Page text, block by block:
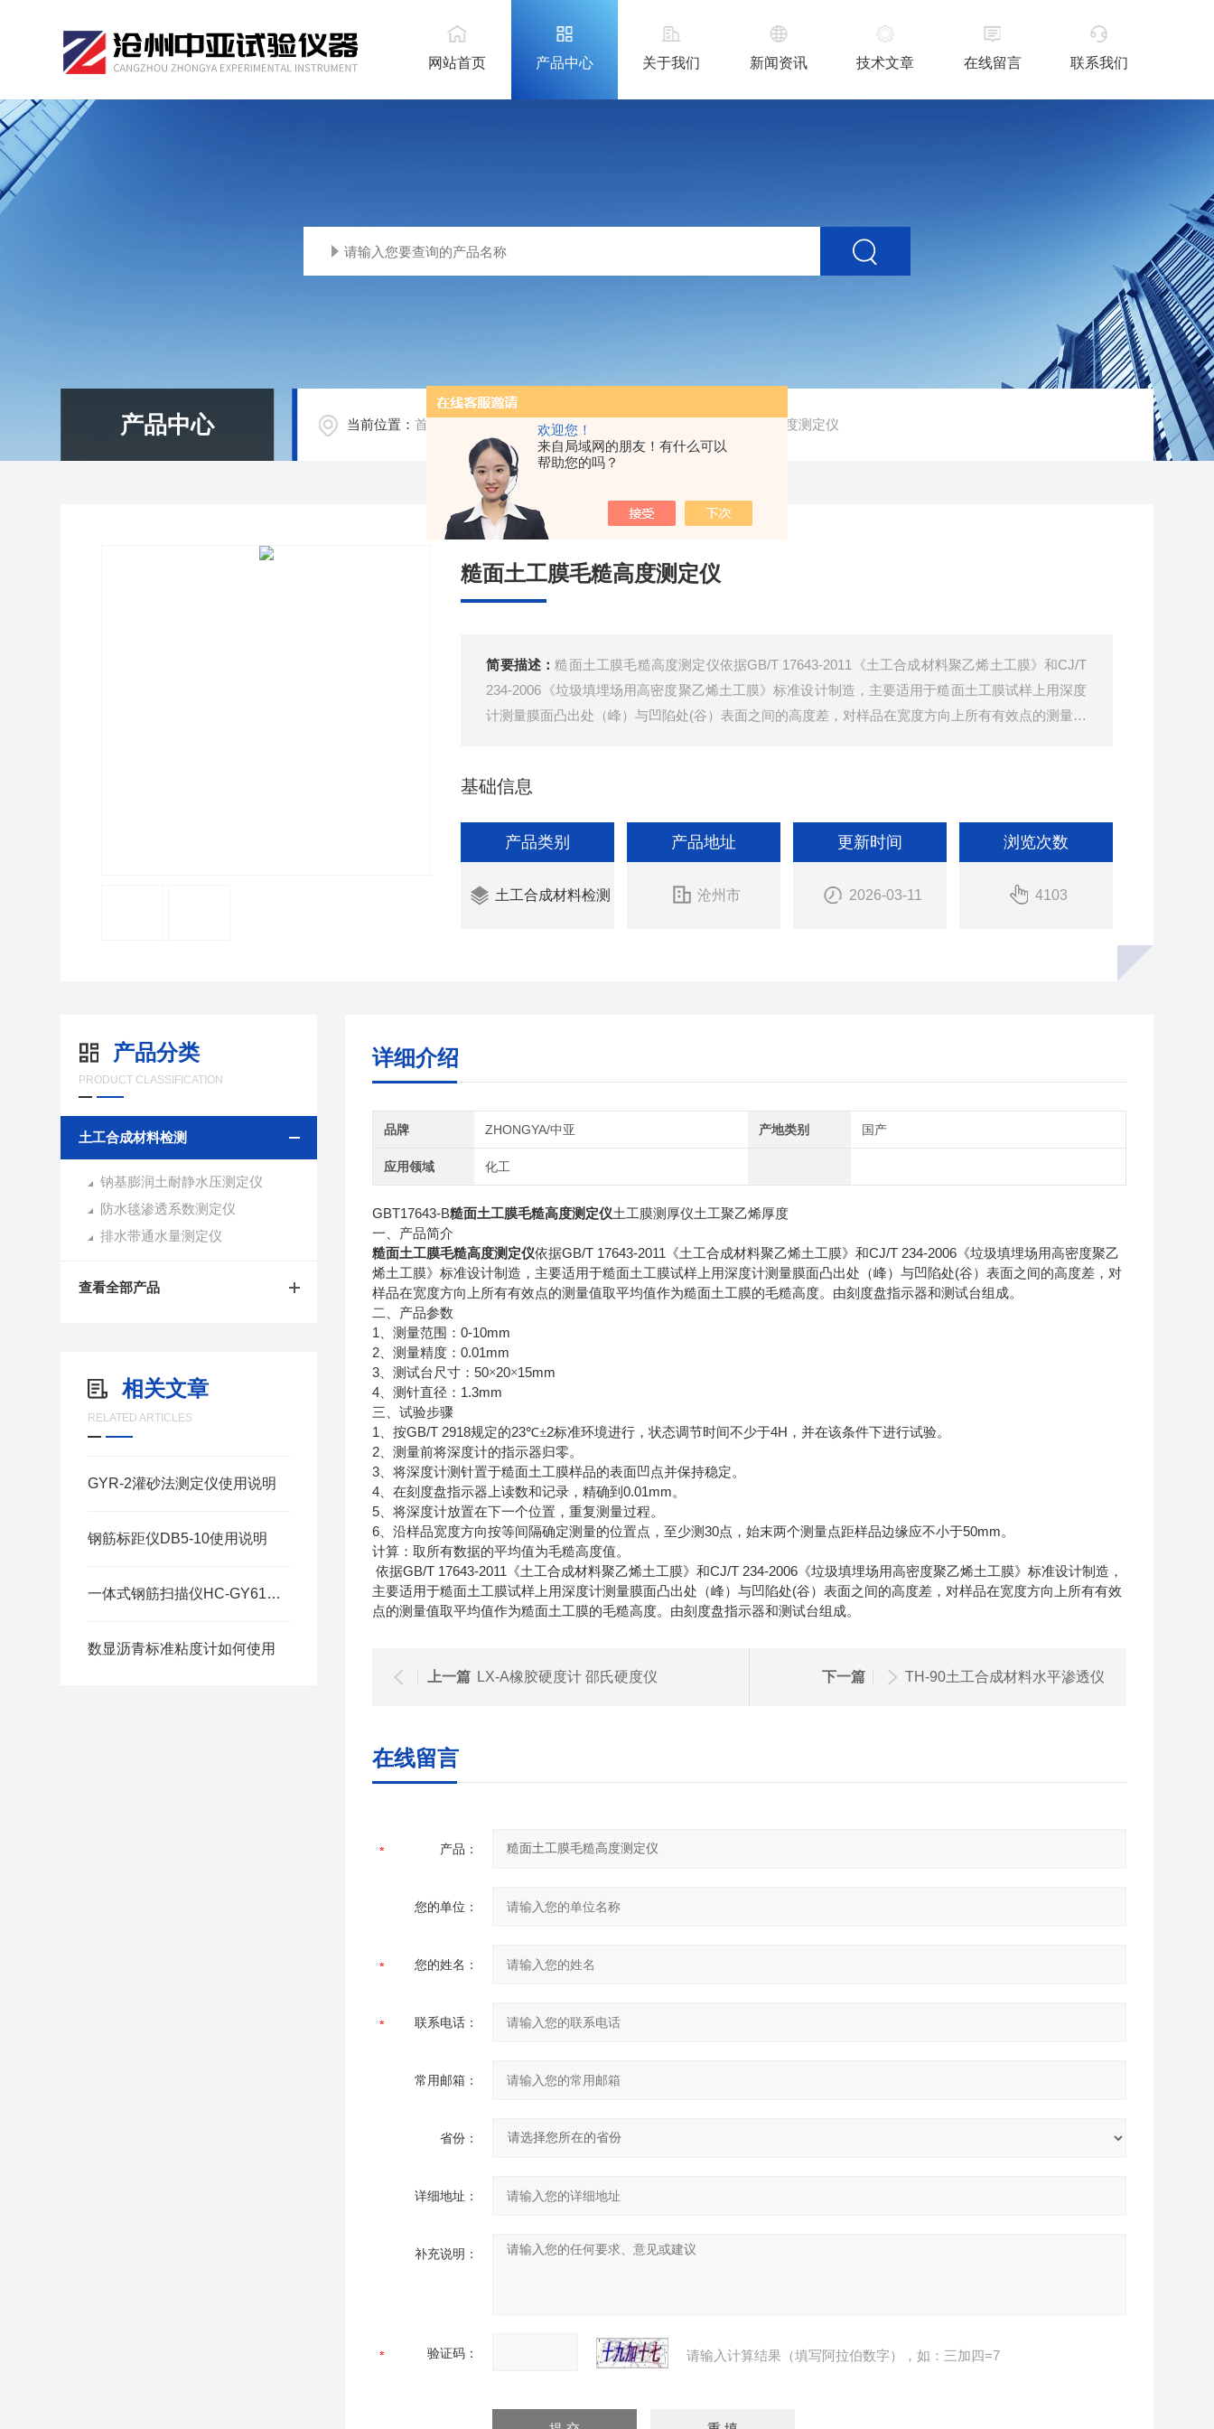
欢迎您！
来自局域网的朋友！有什么可以
帮助您的吗？
网站首页 产品中心 关于我们 新闻资讯 技术文章 在线留言 联系我们
产品中心 当前位置：首页 / /土工合成材料检测 / 糙面土工膜毛糙高度测定仪
糙面土工膜毛糙高度测定仪
简要描述：糙面土工膜毛糙高度测定仪依据GB/T 17643-2011《土工合成材料聚乙烯土工膜》和CJ/T
234-2006《垃圾填埋场用高密度聚乙烯土工膜》标准设计制造，主要适用于糙面土工膜试样上用深度
计测量膜面凸出处（峰）与凹陷处(谷）表面之间的高度差，对样品在宽度方向上所有有效点的测量值
基础信息
产品类别
土工合成材料检测
产品地址
沧州市
更新时间
2026-03-11
浏览次数
4103
产品分类
PRODUCT CLASSIFICATION
土工合成材料检测
钠基膨润土耐静水压测定仪
防水毯渗透系数测定仪
排水带通水量测定仪
查看全部产品
相关文章
RELATED ARTICLES
GYR-2灌砂法测定仪使用说明
钢筋标距仪DB5-10使用说明
一体式钢筋扫描仪HC-GY61应用范围
数显沥青标准粘度计如何使用
详细介绍
品牌 ZHONGYA/中亚 产地类别 国产
应用领域 化工
GBT17643-B糙面土工膜毛糙高度测定仪土工膜测厚仪土工聚乙烯厚度
一、产品简介
糙面土工膜毛糙高度测定仪依据GB/T 17643-2011 《土工合成材料聚乙烯土工膜》和CJ/T 234-2006《垃圾填埋场用高密度聚乙
烯土工膜》标准设计制造，主要适用于糙面土工膜试样上用深度计测量膜面凸出处（峰）与凹陷处(谷）表面之间的高度差，对
样品在宽度方向上所有有效点的测量值取平均值作为糙面土工膜的毛糙高度。由刻度盘指示器和测试台组成。
二、产品参数
1 、测量范围： 0-10mm
2、测量精度： 0.01mm
3、测试台尺寸： 50×20×15mm
4、测针直径： 1.3mm
三、试验步骤
1 、按GB/T 2918规定的23℃±2标准环境进行，状态调节时间不少于4H ，并在该条件下进行试验。
2、测量前将深度计的指示器归零。
3、将深度计测针置于糙面土工膜样品的表面凹点并保持稳定。
4、在刻度盘指示器上读数和记录，精确到 0.01mm。
5、将深度计放置在下一个位置，重复测量过程。
6、沿样品宽度方向按等间隔确定测量的位置点，至少测30点，始末两个测量点距样品边缘应不小于50mm。
计算：取所有数据的平均值为毛糙高度值。
依据GB/T 17643-2011 《土工合成材料聚乙烯土工膜》和CJ/T 234-2006《垃圾填埋场用高密度聚乙烯土工膜》标准设计制造，
主要适用于糙面土工膜试样上用深度计测量膜面凸出处（峰）与凹陷处(谷）表面之间的高度差，对样品在宽度方向上所有有效
点的测量值取平均值作为糙面土工膜的毛糙高度。由刻度盘指示器和测试台组成。
上一篇 LX-A橡胶硬度计 邵氏硬度仪 下一篇 TH-90土工合成材料水平渗透仪
在线留言
产品：
您的单位：
您的姓名：
联系电话：
常用邮箱：
省份：
详细地址：
补充说明：
验证码： 请输入计算结果（填写阿拉伯数字），如：三加四=7